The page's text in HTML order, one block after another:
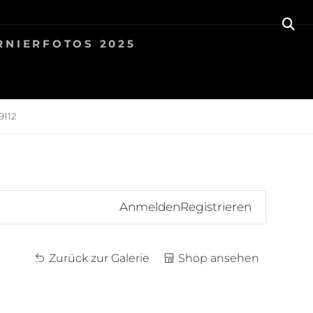
2025
AnmeldenRegistrieren
Zurück zur Galerie Shop ansehen